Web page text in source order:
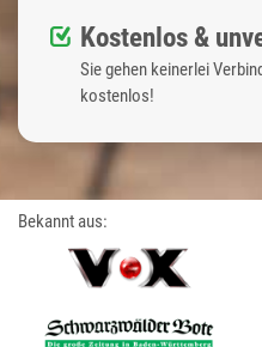
Kostenlos &
Sie gehen keinerlei
kostenlos!
Bekannt aus: